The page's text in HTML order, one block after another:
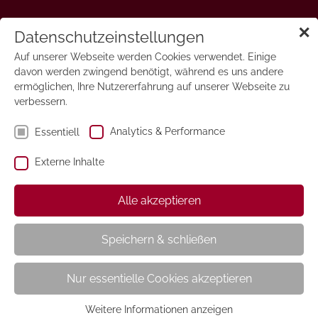
Auto Motor Sport ✕
Datenschutzeinstellungen
Auf unserer Webseite werden Cookies verwendet. Einige
davon werden zwingend benötigt, während es uns andere
ermöglichen, Ihre Nutzererfahrung auf unserer Webseite zu
verbessern.
Essentiell Analytics & Performance
Externe Inhalte
Alle akzeptieren
Speichern & schließen
Nur essentielle Cookies akzeptieren
Weitere Informationen anzeigen